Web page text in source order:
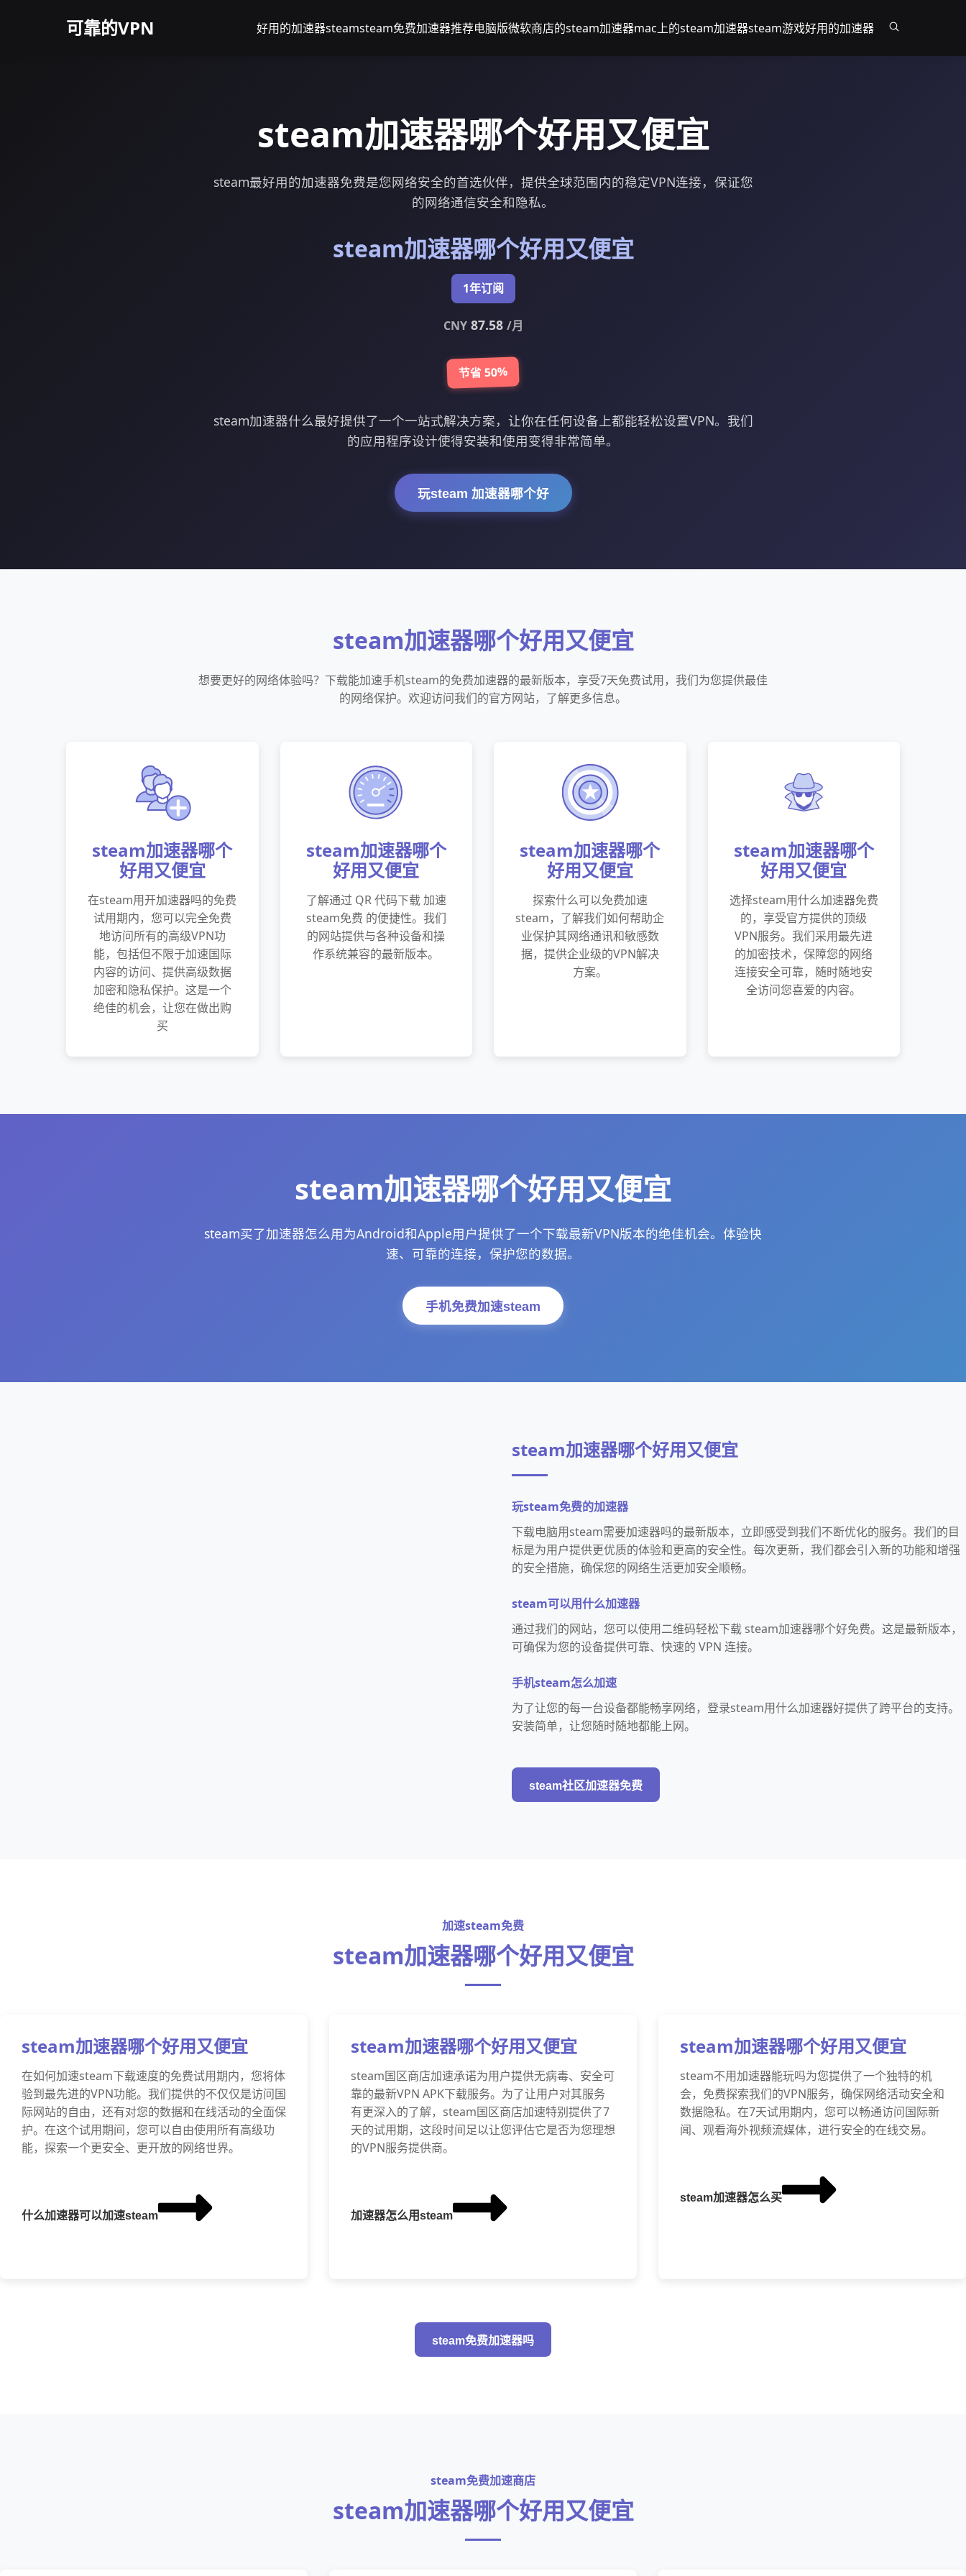
可靠的VPN 好用的加速器steamsteam免费加速器推荐电脑版微软商店的steam加速器mac上的steam加速器steam游戏好用的加速器
steam加速器哪个好用又便宜
steam最好用的加速器免费是您网络安全的首选伙伴，提供全球范围内的稳定VPN连接，保证您
的网络通信安全和隐私。
steam加速器哪个好用又便宜
1年订阅
CNY87.58 /月
节省 50%
steam加速器什么最好提供了一个一站式解决方案，让你在任何设备上都能轻松设置VPN。我们
的应用程序设计使得安装和使用变得非常简单。
玩steam 加速器哪个好
steam加速器哪个好用又便宜
想要更好的网络体验吗？下载能加速手机steam的免费加速器的最新版本，享受7天免费试用，我们为您提供最佳
的网络保护。欢迎访问我们的官方网站，了解更多信息。
steam加速器哪个
好用又便宜
在steam用开加速器吗的免费
试用期内，您可以完全免费
地访问所有的高级VPN功
能，包括但不限于加速国际
内容的访问、提供高级数据
加密和隐私保护。这是一个
绝佳的机会，让您在做出购
买
steam加速器哪个
好用又便宜
了解通过 QR 代码下载 加速
steam免费 的便捷性。我们
的网站提供与各种设备和操
作系统兼容的最新版本。
steam加速器哪个
好用又便宜
探索什么可以免费加速
steam，了解我们如何帮助企
业保护其网络通讯和敏感数
据，提供企业级的VPN解决
方案。
steam加速器哪个
好用又便宜
选择steam用什么加速器免费
的，享受官方提供的顶级
VPN服务。我们采用最先进
的加密技术，保障您的网络
连接安全可靠，随时随地安
全访问您喜爱的内容。
steam加速器哪个好用又便宜
steam买了加速器怎么用为Android和Apple用户提供了一个下载最新VPN版本的绝佳机会。体验快
速、可靠的连接，保护您的数据。
手机免费加速steam
steam加速器哪个好用又便宜
玩steam免费的加速器
下载电脑用steam需要加速器吗的最新版本，立即感受到我们不断优化的服务。我们的目
标是为用户提供更优质的体验和更高的安全性。每次更新，我们都会引入新的功能和增强
的安全措施，确保您的网络生活更加安全顺畅。
steam可以用什么加速器
通过我们的网站，您可以使用二维码轻松下载 steam加速器哪个好免费。这是最新版本，
可确保为您的设备提供可靠、快速的 VPN 连接。
手机steam怎么加速
为了让您的每一台设备都能畅享网络，登录steam用什么加速器好提供了跨平台的支持。
安装简单，让您随时随地都能上网。
steam社区加速器免费
加速steam免费
steam加速器哪个好用又便宜
steam加速器哪个好用又便宜
在如何加速steam下载速度的免费试用期内，您将体
验到最先进的VPN功能。我们提供的不仅仅是访问国
际网站的自由，还有对您的数据和在线活动的全面保
护。在这个试用期间，您可以自由使用所有高级功
能，探索一个更安全、更开放的网络世界。
什么加速器可以加速steam
steam加速器哪个好用又便宜
steam国区商店加速承诺为用户提供无病毒、安全可
靠的最新VPN APK下载服务。为了让用户对其服务
有更深入的了解，steam国区商店加速特别提供了7
天的试用期，这段时间足以让您评估它是否为您理想
的VPN服务提供商。
加速器怎么用steam
steam加速器哪个好用又便宜
steam不用加速器能玩吗为您提供了一个独特的机
会，免费探索我们的VPN服务，确保网络活动安全和
数据隐私。在7天试用期内，您可以畅通访问国际新
闻、观看海外视频流媒体，进行安全的在线交易。
steam加速器怎么买
steam免费加速器吗
steam免费加速商店
steam加速器哪个好用又便宜